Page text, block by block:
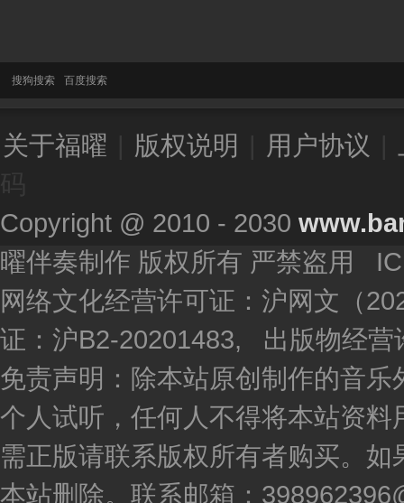
搜狗搜索 百度搜索
关于福曜 版权说明 用户协议
Copyright @ 2010 - 2030
曜伴奏制作 版权所有 严禁盗用
网络文化经营许可证：沪网文（
证：沪B2-20201483, 出版物经营
免责声明：除本站原创制作的音
个人试听，任何人不得将本站资
需正版请联系版权所有者购买。
本站删除。联系邮箱：